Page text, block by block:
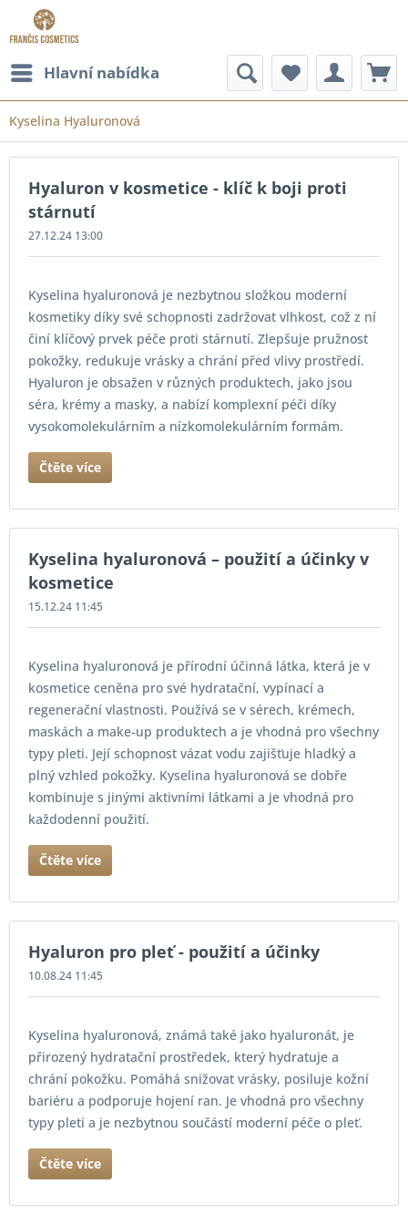
Hlavní nabídka
Kyselina Hyaluronová
Hyaluron v kosmetice - klíč k boji proti
stárnutí
27.12.24 13:00
Kyselina hyaluronová je nezbytnou složkou moderní
kosmetiky díky své schopnosti zadržovat vlhkost, což z ní
činí klíčový prvek péče proti stárnutí. Zlepšuje pružnost
pokožky, redukuje vrásky a chrání před vlivy prostředí.
Hyaluron je obsažen v různých produktech, jako jsou
séra, krémy a masky, a nabízí komplexní péči díky
vysokomolekulárním a nízkomolekulárním formám.
Čtěte více
Kyselina hyaluronová – použití a účinky v
kosmetice
15.12.24 11:45
Kyselina hyaluronová je přírodní účinná látka, která je v
kosmetice ceněna pro své hydratační, vypínací a
regenerační vlastnosti. Používá se v sérech, krémech,
maskách a make-up produktech a je vhodná pro všechny
typy pleti. Její schopnost vázat vodu zajišťuje hladký a
plný vzhled pokožky. Kyselina hyaluronová se dobře
kombinuje s jinými aktivními látkami a je vhodná pro
každodenní použití.
Čtěte více
Hyaluron pro pleť - použití a účinky
10.08.24 11:45
Kyselina hyaluronová, známá také jako hyaluronát, je
přirozený hydratační prostředek, který hydratuje a
chrání pokožku. Pomáhá snižovat vrásky, posiluje kožní
bariéru a podporuje hojení ran. Je vhodná pro všechny
typy pleti a je nezbytnou součástí moderní péče o pleť.
Čtěte více